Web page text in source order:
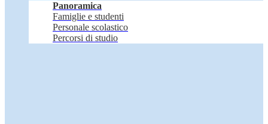
Panoramica
Famiglie e studenti
Personale scolastico
Percorsi di studio